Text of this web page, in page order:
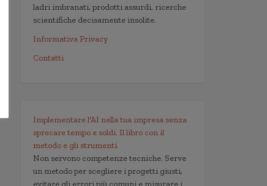
ladri imbranati, prodotti assurdi, ricerche
scientifiche decisamente insolite.
Informativa Privacy
Contatti
Implementare l'AI nella tua impresa senza
sprecare tempo e soldi. Il libro con il
metodo e gli strumenti.
Non servono competenze tecniche. Serve
un metodo per scegliere i progetti giusti,
evitare gli errori più comuni e misurare i